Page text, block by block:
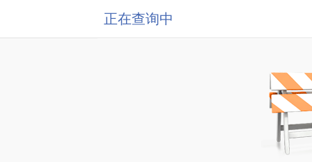
正在查询中